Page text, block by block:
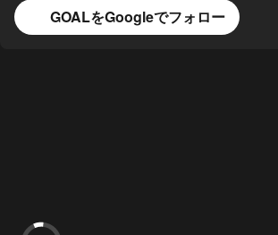
GOALをGoogleでフォロー